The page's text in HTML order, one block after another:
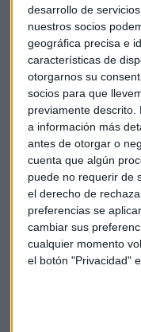
desarrollo de servicios.
nuestros socios
geográfica precisa e
características de
otorgarnos su
socios para que
previamente
a información más
antes de otorgar o
cuenta que algún
puede no requerir de
el derecho de
preferencias se
cambiar sus
cualquier momento
el botón "Privacidad"
El Ebitda, por su
gastos de personal
Los inversores
Solaria y han
la cotización de
capital en circulación,
Pero lo cierto es que
institucionales a nivel
soberano de Noruega
Solaria tras la caída
desde la pandemia.
¿Qué opinan los